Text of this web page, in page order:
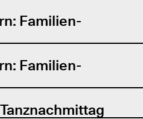
Familien-
Familien-